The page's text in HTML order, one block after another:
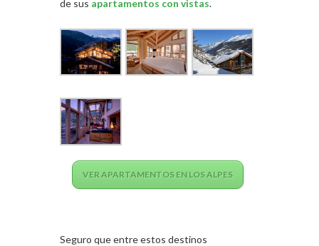
de sus apartamentos con vistas.
VER APARTAMENTOS EN LOS ALPES
Seguro que entre estos destinos